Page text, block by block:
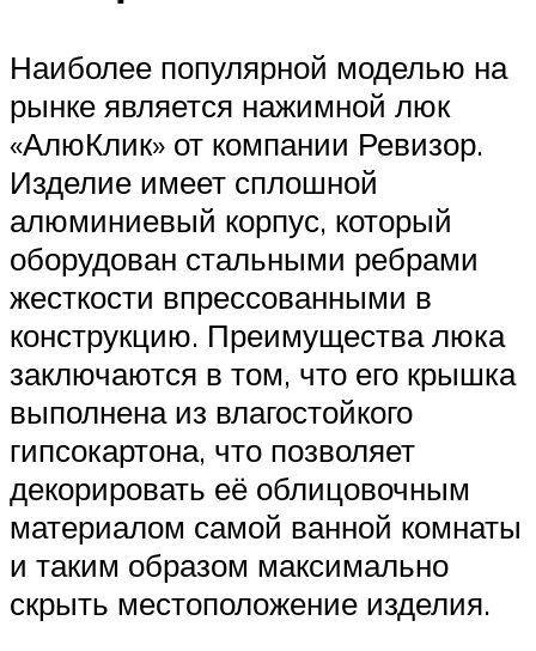
Наиболее популярной моделью на
рынке является нажимной люк
«АлюКлик» от компании Ревизор.
Изделие имеет сплошной
алюминиевый корпус, который
оборудован стальными ребрами
жесткости впрессованными в
конструкцию. Преимущества люка
заключаются в том, что его крышка
выполнена из влагостойкого
гипсокартона, что позволяет
декорировать её облицовочным
материалом самой ванной комнаты
и таким образом максимально
скрыть местоположение изделия.